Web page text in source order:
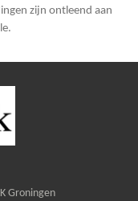
zijn ontleend aan
Groningen